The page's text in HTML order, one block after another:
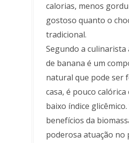
calorias, menos
gostoso quanto o
tradicional.
Segundo a culinarista
de banana é um
natural que pode ser
casa, é pouco calórica
baixo índice glicêmico.
benefícios da
poderosa atuação no